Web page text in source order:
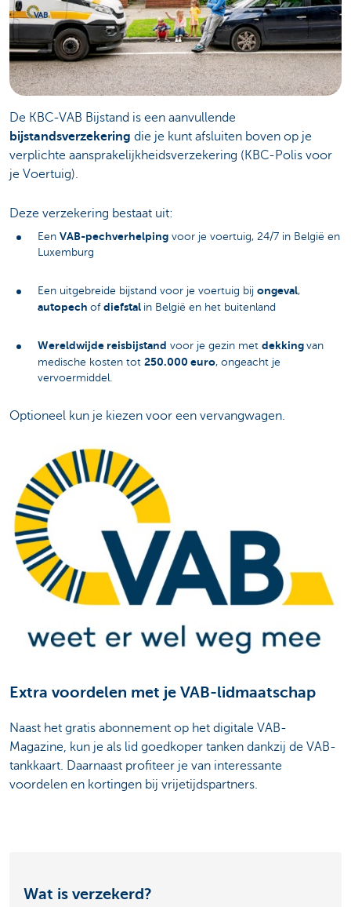
De KBC-VAB Bijstand is een aanvullende
bijstandsverzekering die je kunt afsluiten boven op je
verplichte aansprakelijkheidsverzekering (KBC-Polis voor
je Voertuig).
Deze verzekering bestaat uit:
Een VAB-pechverhelping voor je voertuig, 24/7 in België en
Luxemburg
Een uitgebreide bijstand voor je voertuig bij ongeval,
autopech of diefstal in België en het buitenland
Wereldwijde reisbijstand voor je gezin met dekking van
medische kosten tot 250.000 euro, ongeacht je
vervoermiddel.
Optioneel kun je kiezen voor een vervangwagen.
Extra voordelen met je VAB-lidmaatschap
Naast het gratis abonnement op het digitale VAB-
Magazine, kun je als lid goedkoper tanken dankzij de VAB-
tankkaart. Daarnaast profiteer je van interessante
voordelen en kortingen bij vrijetijdspartners.
Wat is verzekerd?